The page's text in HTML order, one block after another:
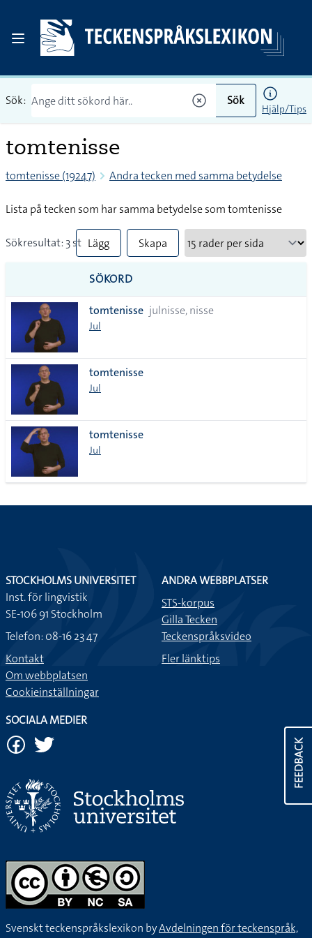
Sök: Sök
Hjälp/Tips
tomtenisse
tomtenisse (19247) Andra tecken med samma betydelse
Lista på tecken som har samma betydelse som tomtenisse
Sökresultat: 3 st Lägg
till
alla i
lista
Skapa
SÖKORD
tomtenisse julnisse, nisse
Jul
tomtenisse
Jul
tomtenisse
Jul
FEEDBACK
STOCKHOLMS UNIVERSITET
Inst. för lingvistik
SE-106 91 Stockholm
Telefon: 08-16 23 47
Kontakt
Om webbplatsen
Cookieinställningar
ANDRA WEBBPLATSER
STS-korpus
Gilla Tecken
Teckenspråksvideo
Fler länktips
SOCIALA MEDIER
Svenskt teckenspråkslexikon byAvdelningen för teckenspråk,